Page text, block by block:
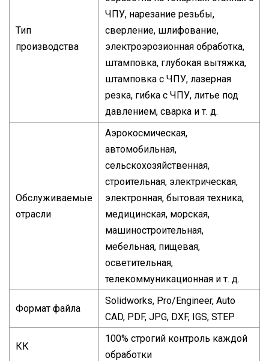
Тип
производства
ЧПУ, нарезание резьбы,
сверление, шлифование,
электроэрозионная обработка,
штамповка, глубокая вытяжка,
штамповка с ЧПУ, лазерная
резка, гибка с ЧПУ, литье под
давлением, сварка и т. д.
Обслуживаемые
отрасли
Аэрокосмическая,
автомобильная,
сельскохозяйственная,
строительная, электрическая,
электронная, бытовая техника,
медицинская, морская,
машиностроительная,
мебельная, пищевая,
осветительная,
телекоммуникационная и т. д.
Формат файла
Solidworks, Pro/Engineer, Auto
CAD, PDF, JPG, DXF, IGS, STEP
КК
100% строгий контроль каждой
обработки